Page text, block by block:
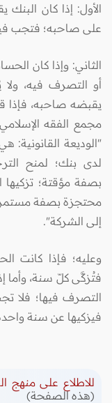
الأول: إذا كان
على صاحبه؛ فتجب
الثاني: وإذا كان
أو التصرف فيه، ولا
يقبضه صاحبه، فإذا
مجمع الفقه
"الوديعة
لدى بنك؛ لمنح
بصفة مؤقتة؛ تزكيها
محتجزة بصفة
إلى الشركة".
وعليه؛ فإذا كانت
فتُزكَّى كلّ سنة، وأما
التصرف فيها؛ فلا
فيزكيها عن سنة
للاطلاع على منهج
(هذه الصفحة)